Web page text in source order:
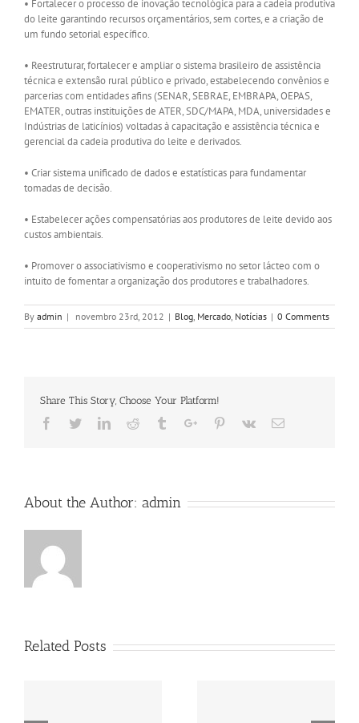
• Fortalecer o processo de inovação tecnológica para a cadeia produtiva
do leite garantindo recursos orçamentários, sem cortes, e a criação de
um fundo setorial específico.
• Reestruturar, fortalecer e ampliar o sistema brasileiro de assistência
técnica e extensão rural público e privado, estabelecendo convênios e
parcerias com entidades afins (SENAR, SEBRAE, EMBRAPA, OEPAS,
EMATER, outras instituições de ATER, SDC/MAPA, MDA, universidades e
Indústrias de laticínios) voltadas à capacitação e assistência técnica e
gerencial da cadeia produtiva do leite e derivados.
• Criar sistema unificado de dados e estatísticas para fundamentar
tomadas de decisão.
• Estabelecer ações compensatórias aos produtores de leite devido aos
custos ambientais.
• Promover o associativismo e cooperativismo no setor lácteo com o
intuito de fomentar a organização dos produtores e trabalhadores.
By admin | novembro 23rd, 2012 | Blog, Mercado, Notícias | 0 Comments
Share This Story, Choose Your Platform!
Facebook
TwitterLinkedinReddit TumblrGoogle+Pinterest
Vk Email
About the Author: admin
Related Posts